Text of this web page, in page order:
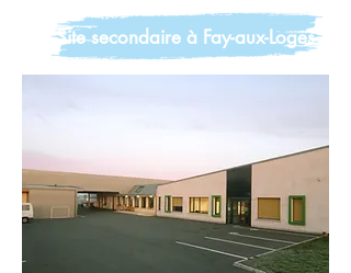
Site secondaire à Fay-aux-Loges